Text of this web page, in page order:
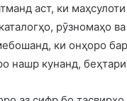
аст, ки
рӯзномаҳо
ки онҳоро
нашр кунанд,